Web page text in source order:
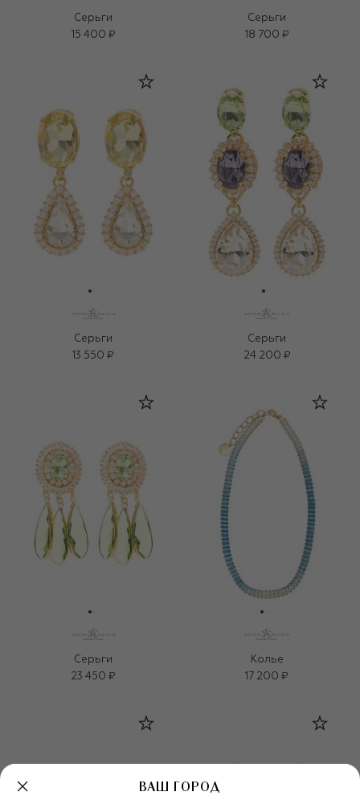
Серьги
15 400 ₽
Серьги
18 700 ₽
Серьги
13 550 ₽
Серьги
24 200 ₽
Серьги
23 450 ₽
Колье
17 200 ₽
ВАШ ГОРОД